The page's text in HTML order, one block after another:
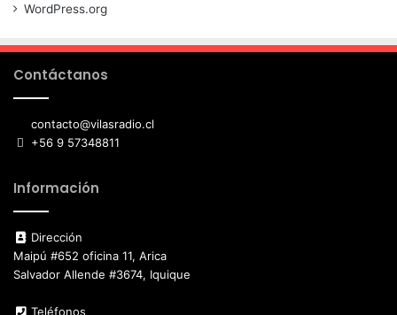
WordPress.org
Contáctanos
contacto@vilasradio.cl
+56 9 57348811
Información
Dirección
Maipú #652 oficina 11, Arica
Salvador Allende #3674, Iquique
Teléfonos